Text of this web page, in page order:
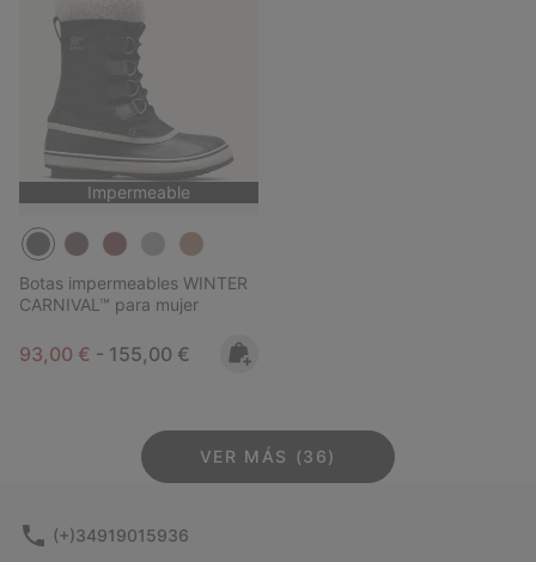
Impermeable
Botas impermeables WINTER
CARNIVAL™ para mujer
Minimum sale price:
93,00 € - Maximum price:
155,00 €
VER MÁS (36)
(+)34919015936